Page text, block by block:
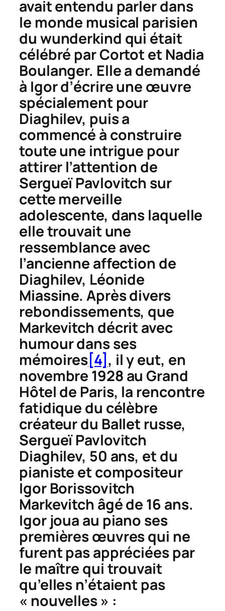
avait entendu parler dans
le monde musical parisien
du wunderkind qui était
célébré par Cortot et Nadia
Boulanger. Elle a demandé
à Igor d’écrire une œuvre
spécialement pour
Diaghilev, puis a
commencé à construire
toute une intrigue pour
attirer l’attention de
Sergueï Pavlovitch sur
cette merveille
adolescente, dans laquelle
elle trouvait une
ressemblance avec
l’ancienne affection de
Diaghilev, Léonide
Miassine. Après divers
rebondissements, que
Markevitch décrit avec
humour dans ses
mémoires[4] , il y eut, en
novembre 1928 au Grand
Hôtel de Paris, la rencontre
fatidique du célèbre
créateur du Ballet russe,
Sergueï Pavlovitch
Diaghilev, 50 ans, et du
pianiste et compositeur
Igor Borissovitch
Markevitch âgé de 16 ans.
Igor joua au piano ses
premières œuvres qui ne
furent pas appréciées par
le maître qui trouvait
qu’elles n’étaient pas
« nouvelles » :